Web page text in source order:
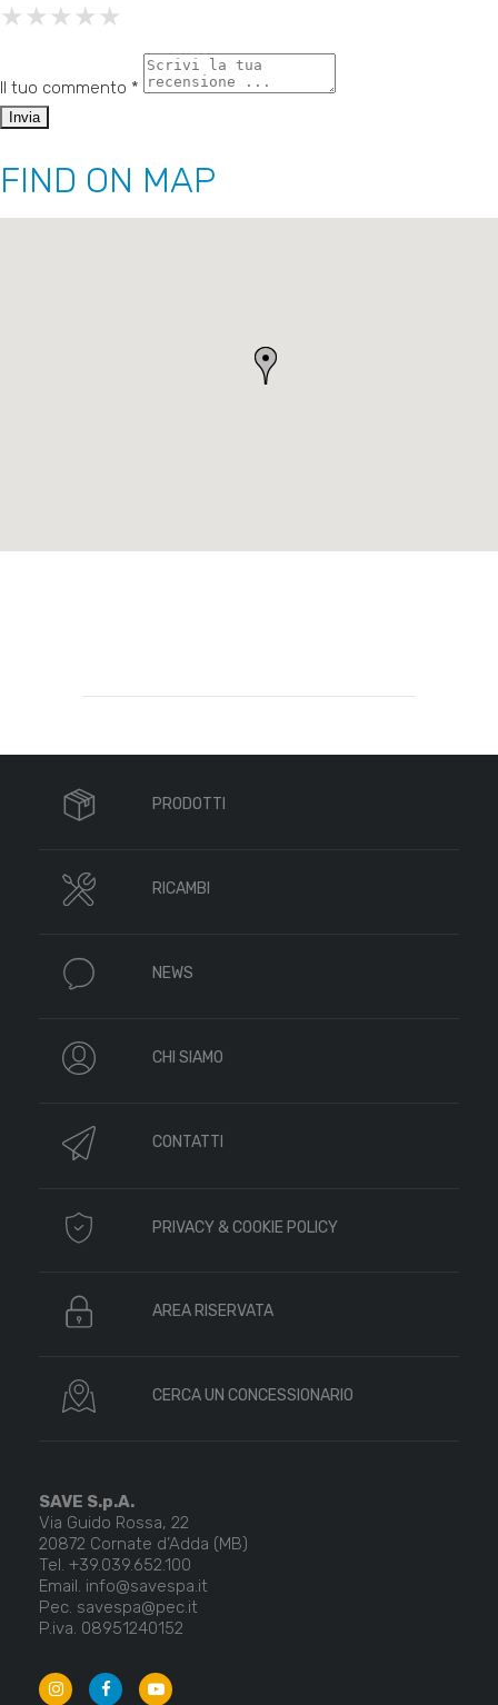
★
★ ★
★ ★ ★
★ ★ ★ ★
★ ★ ★ ★ ★
Il tuo commento *
FIND ON MAP
PRODOTTI
RICAMBI
NEWS
CHI SIAMO
CONTATTI
PRIVACY & COOKIE POLICY
AREA RISERVATA
CERCA UN CONCESSIONARIO
SAVE S.p.A.
Via Guido Rossa, 22
20872 Cornate d’Adda (MB)
Tel. +39.039.652.100
Email. info@savespa.it
Pec. savespa@pec.it
P.iva. 08951240152